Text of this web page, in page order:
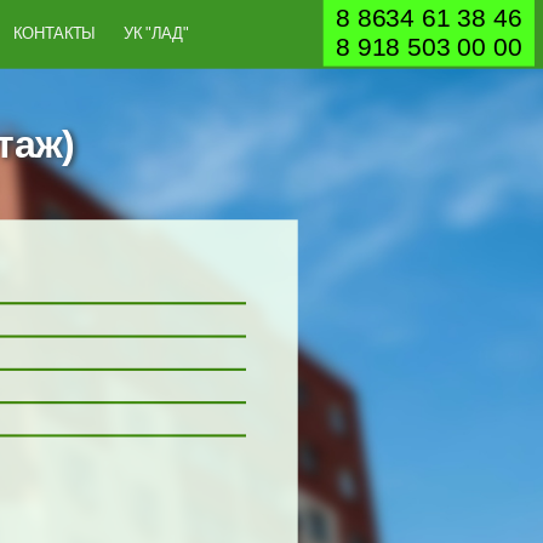
8 8634 61 38 46
8 918 503 00 00
КОНТАКТЫ УК "ЛАД"